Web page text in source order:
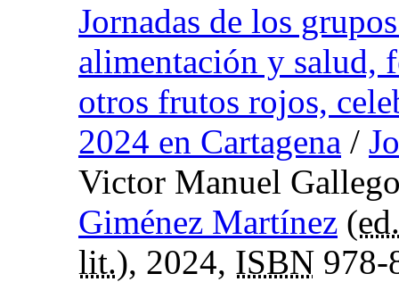
Jornadas de los
alimentación y salud,
otros frutos rojos,
2024 en Cartagena /
Victor Manuel
Giménez Martínez (
lit.), 2024, ISBN